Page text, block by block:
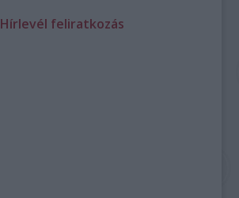
Hírlevél feliratkozás